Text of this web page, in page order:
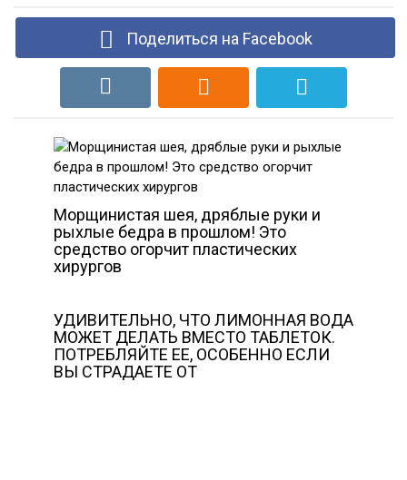
Поделиться на Facebook
Морщинистая шея, дряблые руки и
рыхлые бедра в прошлом! Это
средство огорчит пластических
хирургов
УДИВИТЕЛЬНО, ЧТО ЛИМОННАЯ ВОДА
МОЖЕТ ДЕЛАТЬ ВМЕСТО ТАБЛЕТОК.
ПОТРЕБЛЯЙТЕ ЕЕ, ОСОБЕННО ЕСЛИ
ВЫ СТРАДАЕТЕ ОТ